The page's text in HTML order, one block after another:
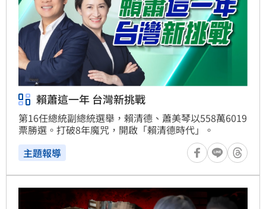
賴蕭這一年 台灣新挑戰
第16任總統副總統選舉，賴清德、蕭美琴以558萬6019
票勝選。打破8年魔咒，開啟「賴清德時代」。
主題報導